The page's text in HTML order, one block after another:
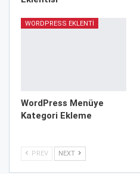
WORDPRESS EKLENTI
WordPress Menüye
Kategori Ekleme
PREV NEXT